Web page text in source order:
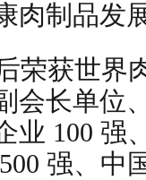
肉制品发
荣获世界
会长单位
业 100 强
强、中